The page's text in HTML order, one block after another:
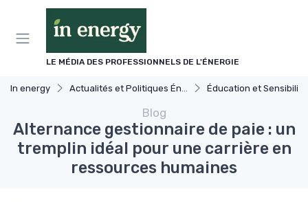
LE MÉDIA DES PROFESSIONNELS DE L'ÉNERGIE
In energy Actualités et Politiques Énergétiques Éducation et Sensibilisation à
Blog
Alternance gestionnaire de paie : un
tremplin idéal pour une carrière en
ressources humaines
Panneau de gestion des cookies